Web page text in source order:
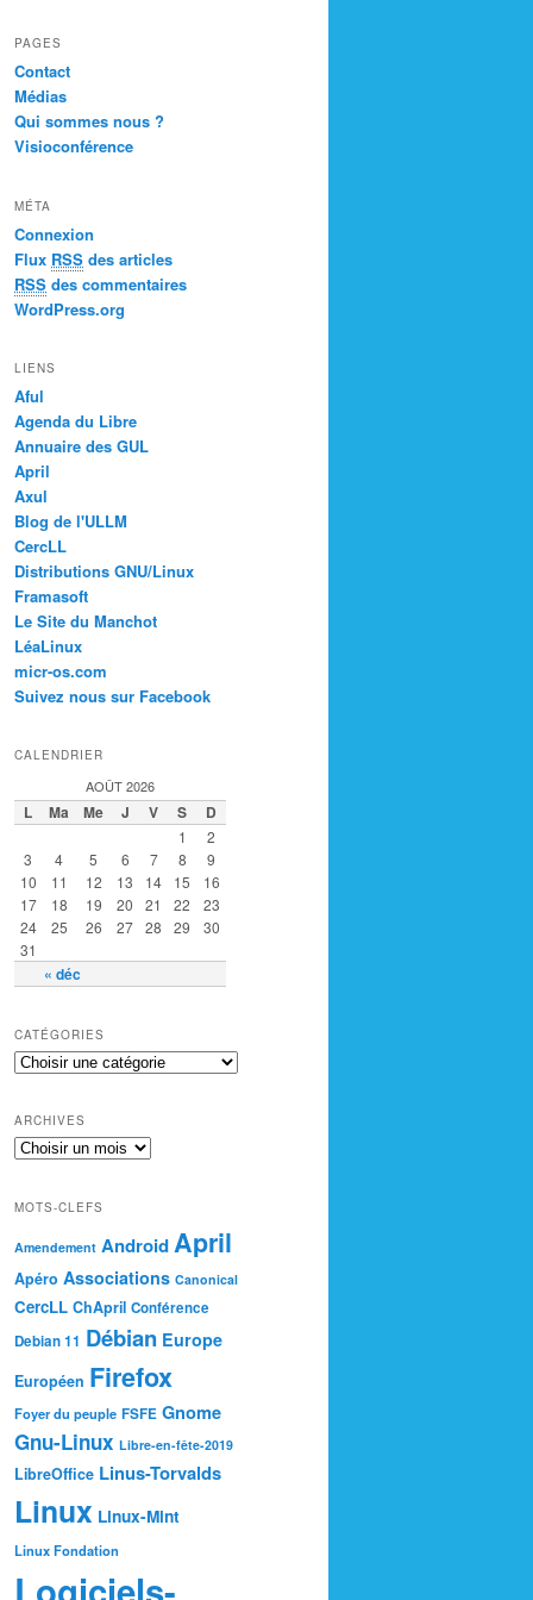
PAGES
Contact
Médias
Qui sommes nous ?
Visioconférence
MÉTA
Connexion
Flux RSS des articles
RSS des commentaires
WordPress.org
LIENS
Aful
Agenda du Libre
Annuaire des GUL
April
Axul
Blog de l'ULLM
CercLL
Distributions GNU/Linux
Framasoft
Le Site du Manchot
LéaLinux
micr-os.com
Suivez nous sur Facebook
CALENDRIER
AOÛT 2026
L Ma Me J V S D
« déc
1
2
3
4 5 6 7 8
9
10
11 12 13 14 15
16
17
18 19 20 21 22
23
24
25 26 27 28 29
30
31
CATÉGORIES
ARCHIVES
MOTS-CLEFS
Amendement AndroidApril
Apéro Associations Canonical
CercLL ChApril Conférence
Debian 11 Débian Europe
Européen Firefox
Foyer du peuple FSFE Gnome
Gnu-Linux Libre-en-fête-2019
LibreOffice Linus-Torvalds
Linux Linux-Mint
Linux Fondation
Logiciels-